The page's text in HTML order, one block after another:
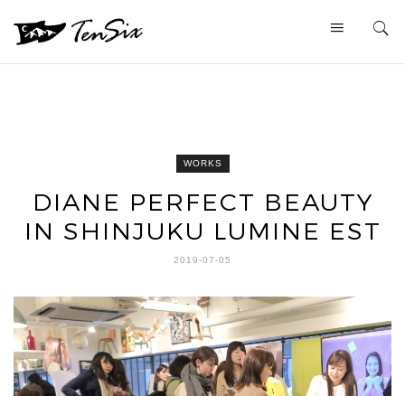
WORKS
DIANE PERFECT BEAUTY
IN SHINJUKU LUMINE EST
2019-07-05